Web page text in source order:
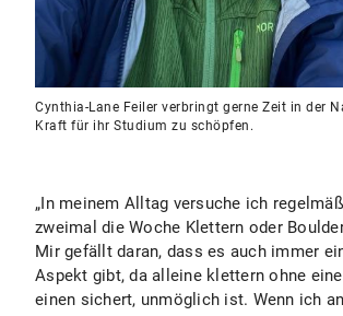
Cynthia-Lane Feiler verbringt gerne Zeit in der
Kraft für ihr Studium zu schöpfen.
„In meinem Alltag versuche ich
zweimal die Woche Klettern oder
Mir gefällt daran, dass es auch immer
Aspekt gibt, da alleine klettern ohne
einen sichert, unmöglich ist. Wenn ich